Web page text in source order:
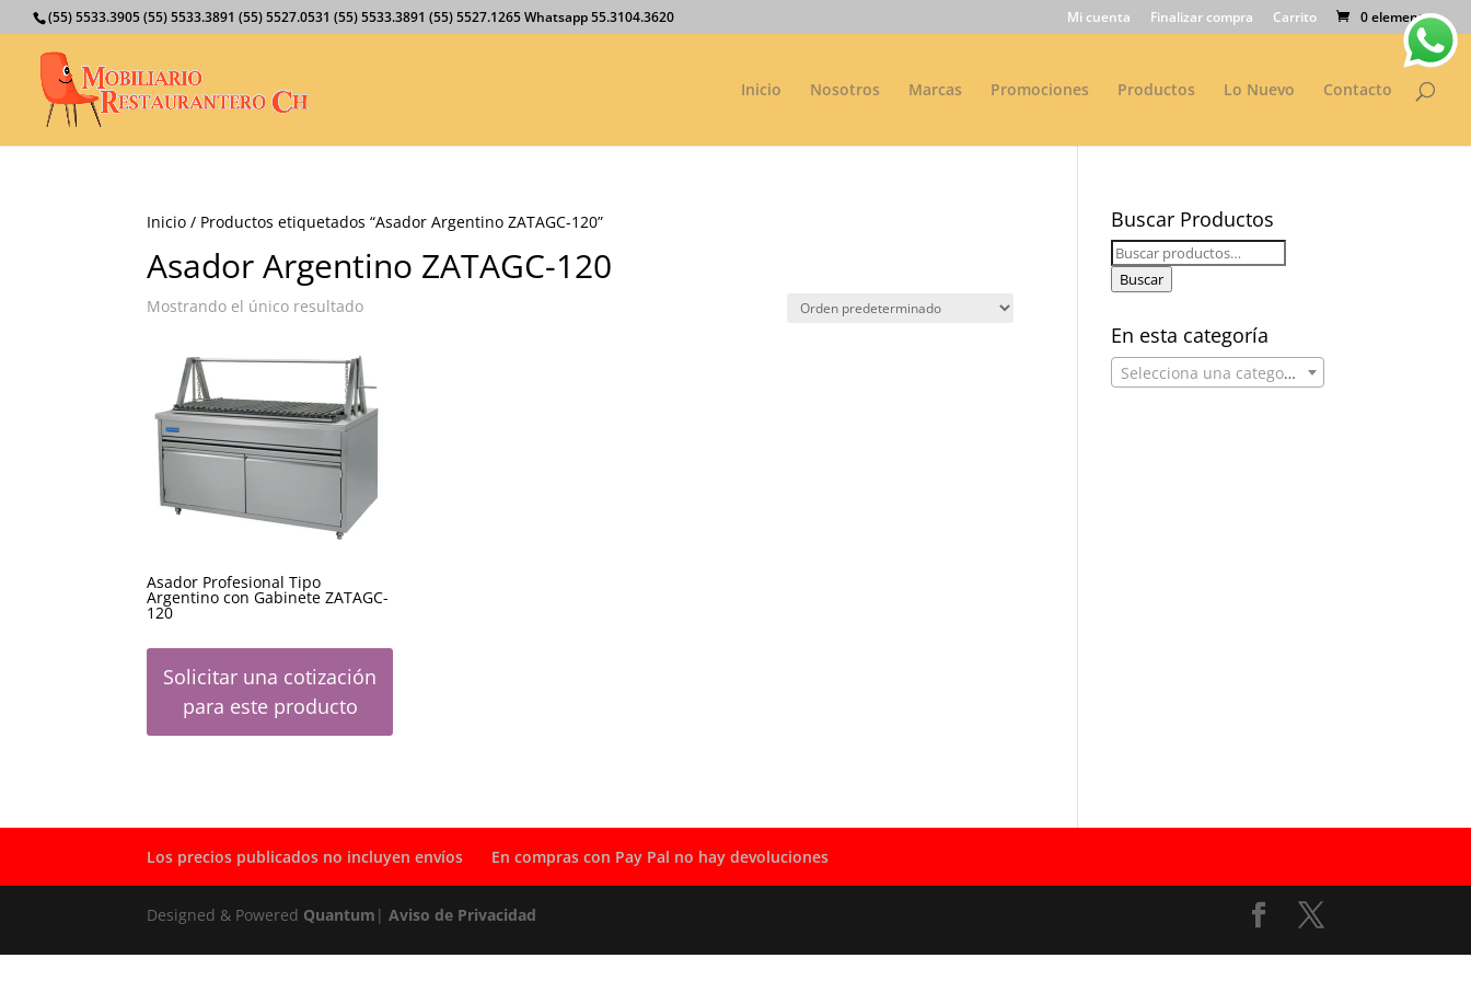
(55) 5533.3905 (55) 5533.3891 (55) 5527.0531 (55) 5533.3891 (55) 5527.1265 Whatsapp 55.3104.3620 Mi cuenta Finalizar compra Carrito 0 elementos
Inicio Nosotros Marcas Promociones Productos Lo Nuevo Contacto
Inicio / Productos etiquetados “Asador Argentino ZATAGC-120”
Asador Argentino ZATAGC-120
Mostrando el único resultado
Asador Profesional Tipo
Argentino con Gabinete ZATAGC-
120
Solicitar una cotización
para este producto
Buscar Productos
Buscar
por:
Buscar
En esta categoría
Selecciona una categoría
Los precios publicados no incluyen envíos En compras con Pay Pal no hay devoluciones
Designed & Powered Quantum |Aviso de Privacidad